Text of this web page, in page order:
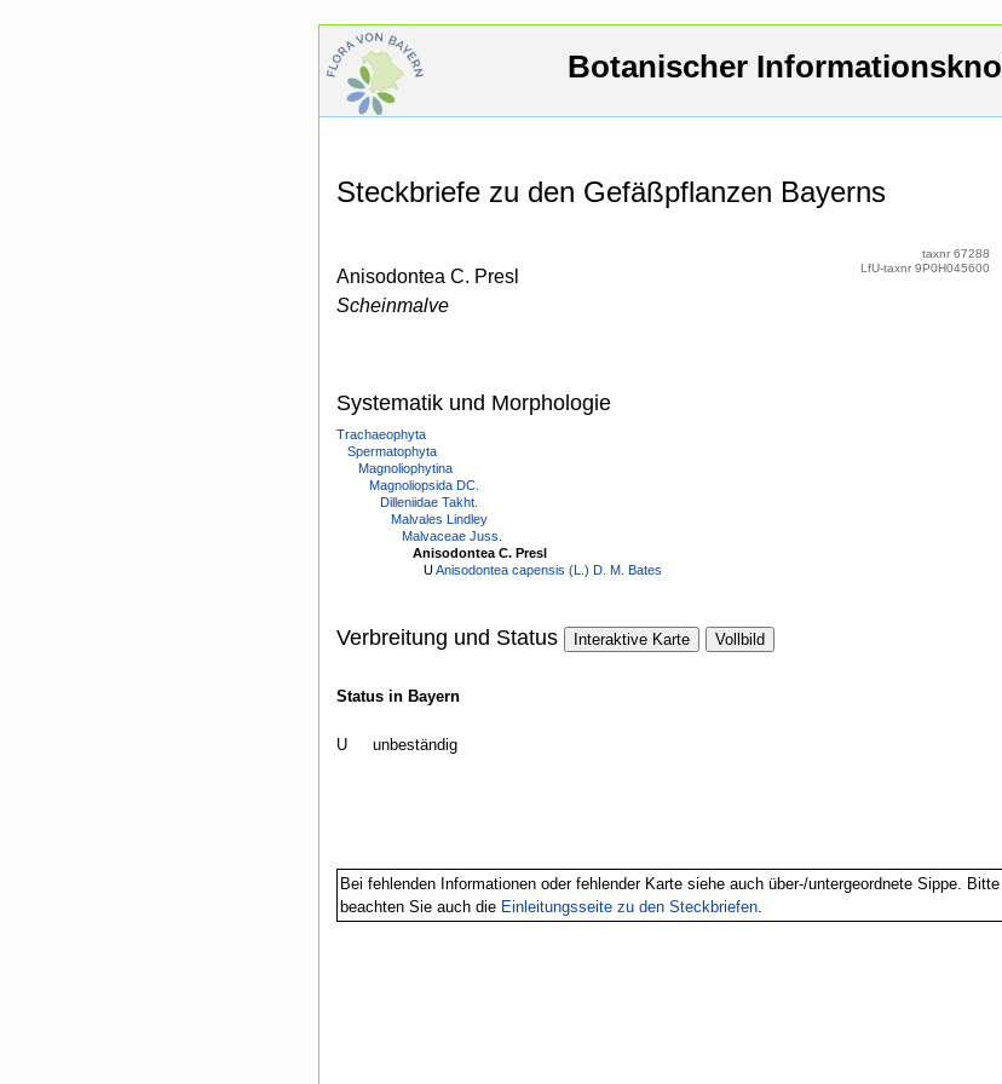
Botanischer
Steckbriefe zu den Gefäßpflanzen Bayerns
Anisodontea C. Presl
Scheinmalve
taxnr 67288
LfU-taxnr 9P0H045600
Systematik und Morphologie
Trachaeophyta
Spermatophyta
Magnoliophytina
Magnoliopsida DC.
Dilleniidae Takht.
Malvales Lindley
Malvaceae Juss.
Anisodontea C. Presl
UAnisodontea capensis (L.) D. M. Bates
Verbreitung und Status Interaktive Karte Vollbild
Status in Bayern
U unbeständig
Bei fehlenden Informationen oder fehlender Karte siehe auch über-/untergeordnete Sippe. Bitte
beachten Sie auch die Einleitungsseite zu den Steckbriefen.